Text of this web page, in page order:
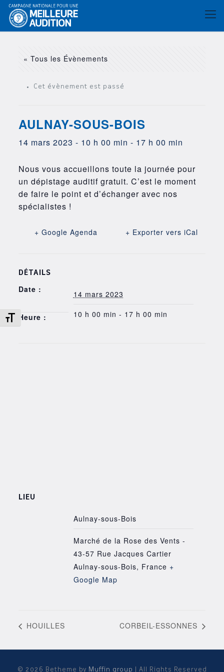
Changer la taille de la police
« Tous les Évènements
Cet évènement est passé
AULNAY-SOUS-BOIS
14 mars 2023 - 10 h 00 min - 17 h 00 min
Nous vous accueillons toute la journée pour
un dépistage auditif gratuit. C’est le moment
de faire le point et d’échanger avec nos
spécialistes !
+ Google Agenda + Exporter vers iCal
DÉTAILS
Date : 14 mars 2023
Heure : 10 h 00 min - 17 h 00 min
LIEU
Aulnay-sous-Bois
Marché de la Rose des Vents -
43-57 Rue Jacques Cartier
Aulnay-sous-Bois, France +
Google Map
HOUILLES CORBEIL-ESSONNES
© 2026 Betheme by Muffin group | All Rights Reserved